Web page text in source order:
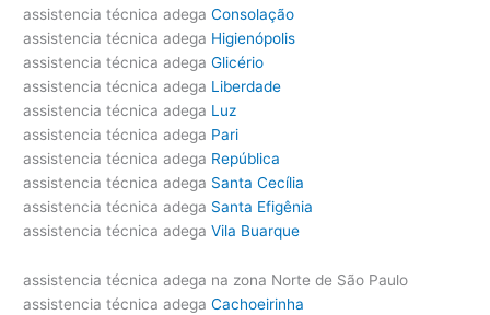
assistencia técnica adega Consolação
assistencia técnica adega Higienópolis
assistencia técnica adega Glicério
assistencia técnica adega Liberdade
assistencia técnica adega Luz
assistencia técnica adega Pari
assistencia técnica adega República
assistencia técnica adega Santa Cecília
assistencia técnica adega Santa Efigênia
assistencia técnica adega Vila Buarque
assistencia técnica adega na zona Norte de São Paulo
assistencia técnica adega Cachoeirinha